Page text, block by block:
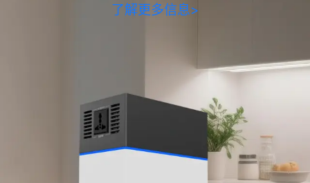
了解更多信息>